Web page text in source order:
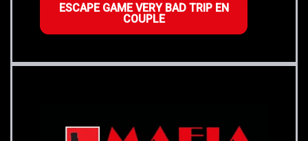
ESCAPE GAME VERY BAD TRIP EN
COUPLE